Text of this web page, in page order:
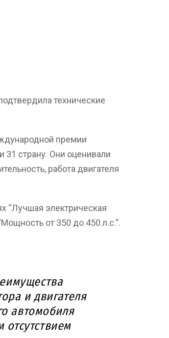
технические
премии
31 страну. Они оценивали
работа двигателя
“Лучшая электрическая
от 350 до 450 л.с.”.
и двигателя
автомобиля